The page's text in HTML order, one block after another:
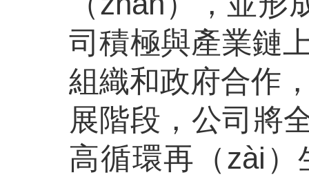
司積極與產業鏈
組織和政府合作
展階段，公司將
高循環再（zài